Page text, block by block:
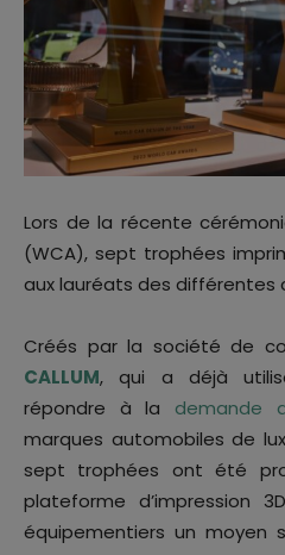
Lors de la récente
(WCA), sept trophées
aux lauréats des différentes
Créés par la société de
CALLUM, qui a déjà
répondre à la demande
marques automobiles de
sept trophées ont été
plateforme d’impression
équipementiers un moyen